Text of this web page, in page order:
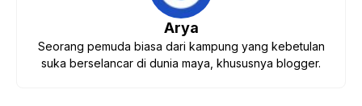
Arya
Seorang pemuda biasa dari kampung yang kebetulan
suka berselancar di dunia maya, khususnya blogger.